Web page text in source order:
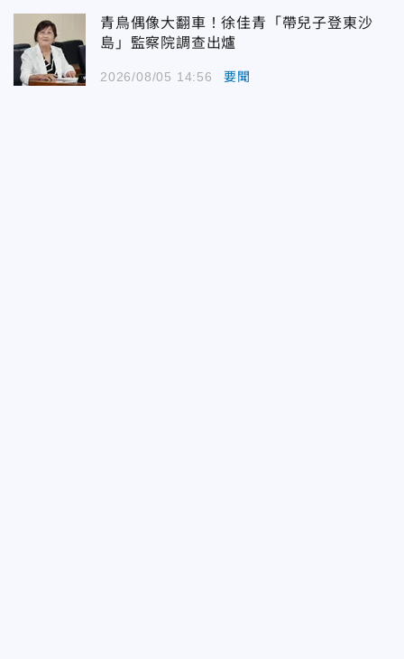
青鳥偶像大翻車！徐佳青「帶兒子登東沙
島」監察院調查出爐
2026/08/05 14:56 要聞